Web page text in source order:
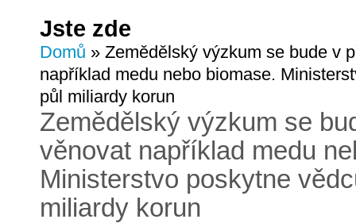
Jste zde
Domů » Zemědělský výzkum se bude v
například medu nebo biomase.
půl miliardy korun
Zemědělský výzkum se
věnovat například medu
Ministerstvo poskytne
miliardy korun